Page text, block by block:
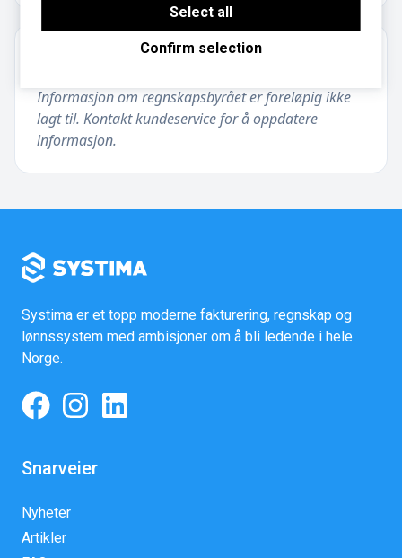
Om regnskapsbyrået
Informasjon om regnskapsbyrået er foreløpig ikke
lagt til. Kontakt kundeservice for å oppdatere
informasjon.
software to enable features such as Google
Maps.
Select all
Confirm selection
Systima er et topp moderne fakturering, regnskap og
lønnssystem med ambisjoner om å bli ledende i hele
Norge.
Snarveier
Nyheter
Artikler